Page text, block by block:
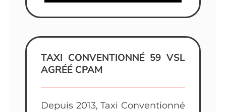
TAXI CONVENTIONNÉ 59 VSL
AGRÉÉ CPAM
Depuis 2013, Taxi Conventionné